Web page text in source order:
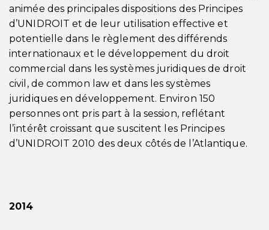
animée des principales dispositions des Principes
d’UNIDROIT et de leur utilisation effective et
potentielle dans le règlement des différends
internationaux et le développement du droit
commercial dans les systèmes juridiques de droit
civil, de common law et dans les systèmes
juridiques en développement. Environ 150
personnes ont pris part à la session, reflétant
l’intérêt croissant que suscitent les Principes
d’UNIDROIT 2010 des deux côtés de l’Atlantique.
2014